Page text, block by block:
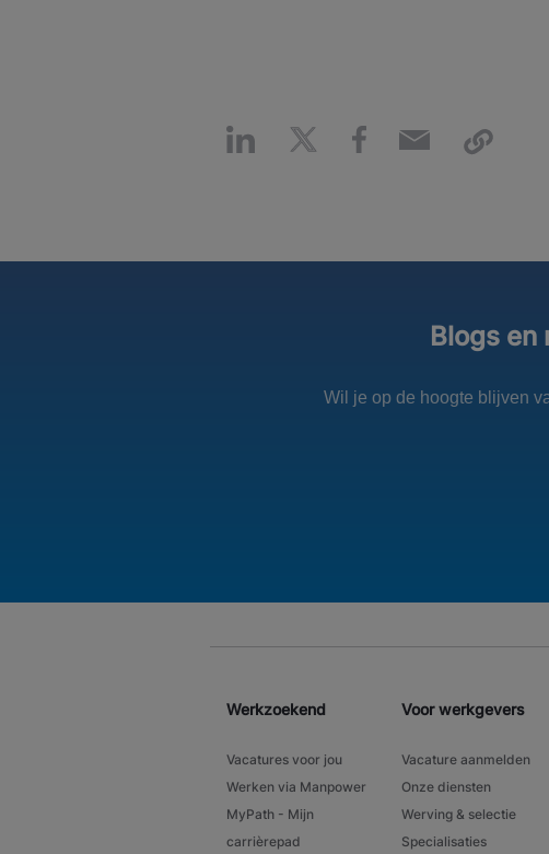
Blogs en
Wil je op de hoogte blijven
Werkzoekend
Vacatures voor jou
Werken via Manpower
MyPath - Mijn
carrièrepad
Voor werkgevers
Vacature aanmelden
Onze diensten
Werving & selectie
Specialisaties